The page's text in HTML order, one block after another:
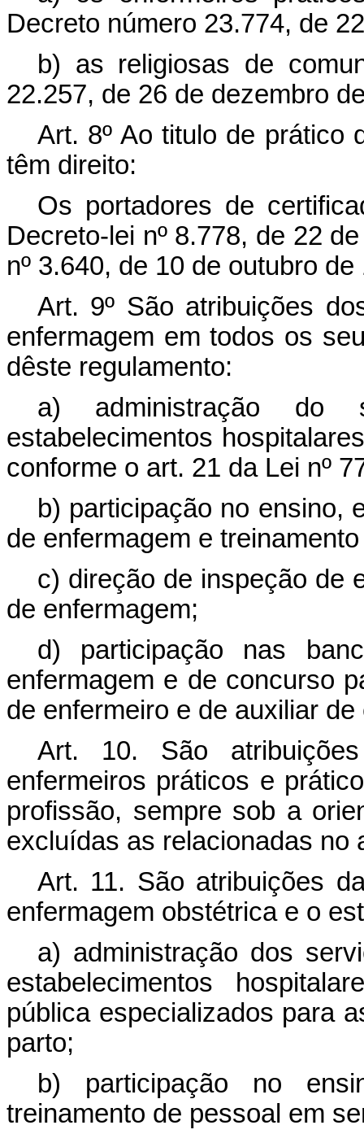
Decreto número 23.774, de
b) as religiosas de
22.257, de 26 de dezembro
Art. 8º Ao titulo de prático
têm direito:
Os portadores de
Decreto-lei nº 8.778, de 22
nº 3.640, de 10 de outubro de
Art. 9º São atribuições
enfermagem em todos os
dêste regulamento:
a) administração do
estabelecimentos
conforme o art. 21 da Lei nº
b) participação no ensino,
de enfermagem e
c) direção de inspeção de
de enfermagem;
d) participação nas
enfermagem e de concurso
de enfermeiro e de auxiliar
Art. 10. São
enfermeiros práticos e
profissão, sempre sob a
excluídas as relacionadas no
Art. 11. São atribuições
enfermagem obstétrica e o
a) administração dos
estabelecimentos
pública especializados para
parto;
b) participação no
treinamento de pessoal em